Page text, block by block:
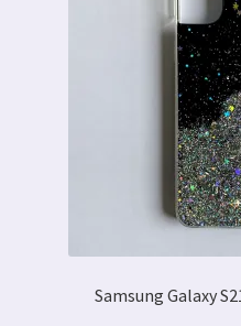
Samsung Galaxy